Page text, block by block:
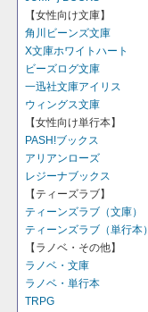
【女性向け文庫】
角川ビーンズ文庫
X文庫ホワイトハート
ビーズログ文庫
一迅社文庫アイリス
ウィングス文庫
【女性向け単行本】
PASH!ブックス
アリアンローズ
レジーナブックス
【ティーズラブ】
ティーンズラブ（文庫）
ティーンズラブ（単行本）
【ラノベ・その他】
ラノベ・文庫
ラノベ・単行本
TRPG